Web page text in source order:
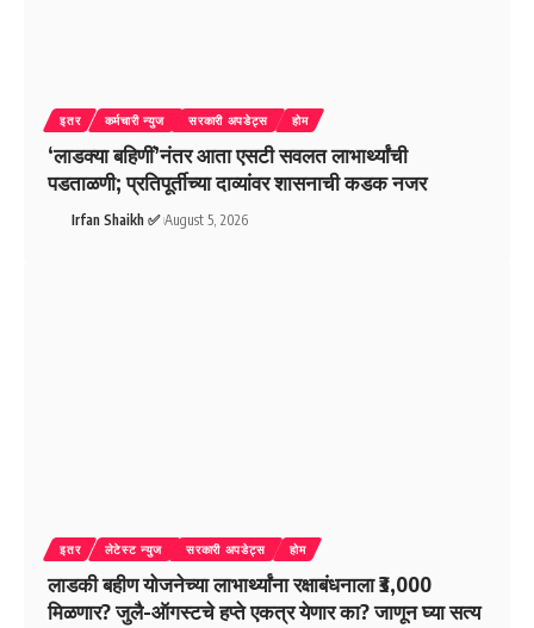
इतर कर्मचारी न्युज सरकारी अपडेट्स होम
‘लाडक्या बहिणीं’नंतर आता एसटी सवलत लाभार्थ्यांची
पडताळणी; प्रतिपूर्तीच्या दाव्यांवर शासनाची कडक नजर
Irfan Shaikh ✅ August 5, 2026
इतर लेटेस्ट न्युज सरकारी अपडेट्स होम
लाडकी बहीण योजनेच्या लाभार्थ्यांना रक्षाबंधनाला ₹3,000
मिळणार? जुलै-ऑगस्टचे हप्ते एकत्र येणार का? जाणून घ्या सत्य